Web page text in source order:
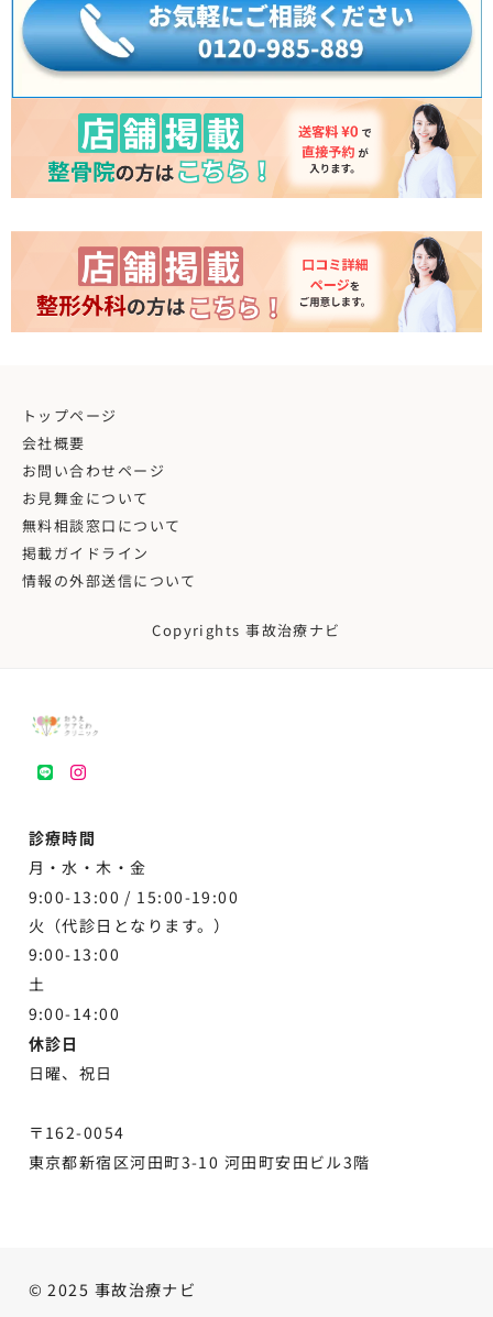
トップページ
会社概要
お問い合わせページ
お見舞金について
無料相談窓口について
掲載ガイドライン
情報の外部送信について
Copyrights 事故治療ナビ
LINEinstagram
診療時間
月・水・木・金
9:00-13:00 / 15:00-19:00
火（代診日となります。）
9:00-13:00
土
9:00-14:00
休診日
日曜、祝日
〒162-0054
東京都新宿区河田町3-10 河田町安田ビル3階
© 2025 事故治療ナビ